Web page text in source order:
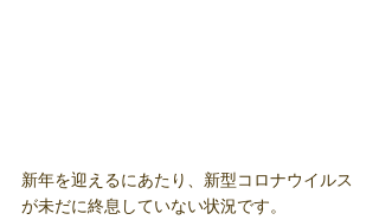
新年を迎えるにあたり、新型コロナウイルス
が未だに終息していない状況です。